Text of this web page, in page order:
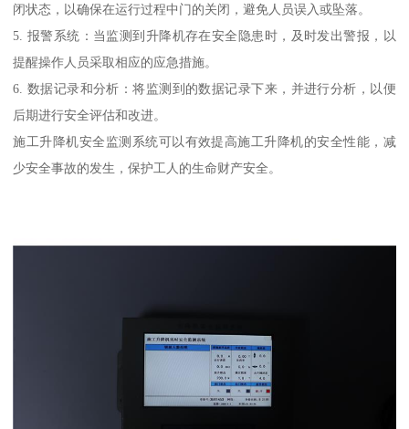
闭状态，以确保在运行过程中门的关闭，避免人员误入或坠落。
5. 报警系统：当监测到升降机存在安全隐患时，及时发出警报，以
提醒操作人员采取相应的应急措施。
6. 数据记录和分析：将监测到的数据记录下来，并进行分析，以便
后期进行安全评估和改进。
施工升降机安全监测系统可以有效提高施工升降机的安全性能，减
少安全事故的发生，保护工人的生命财产安全。